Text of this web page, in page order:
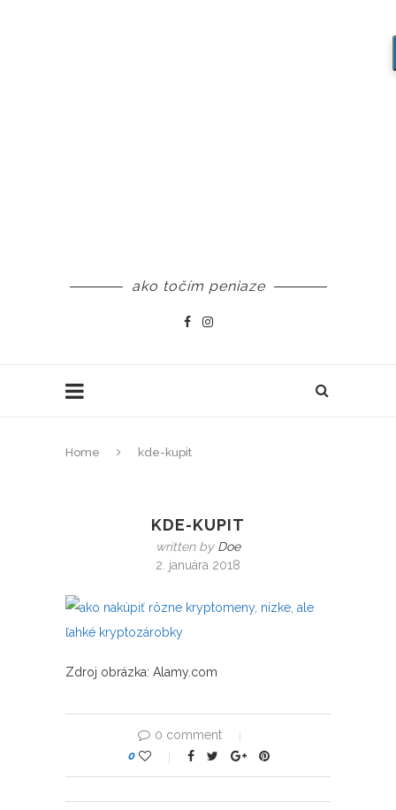
ako točím peniaze
Home kde-kupit
KDE-KUPIT
written by Doe
2. januára 2018
Zdroj obrázka: Alamy.com
0 comment
0